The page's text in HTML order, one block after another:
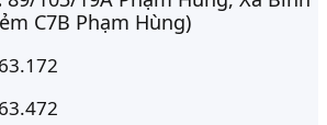
C7B Phạm Hùng)